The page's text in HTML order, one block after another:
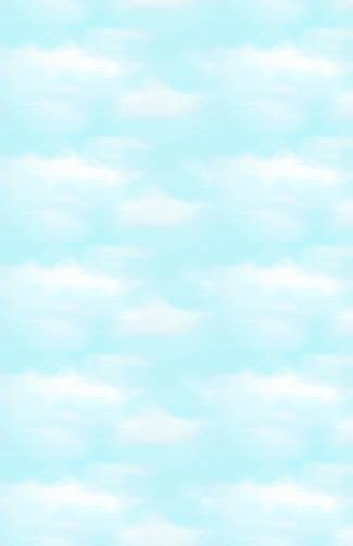
ตลาดอู้ฟู่
สงกรานต์ ถนนข้าวเหนียวปี 58
ทะเลบัวแดง Red Lotus Sea
ดูดอกทิวลิป งานมหัศจรรย์พรรณไม้นานาชาติ
CHIBA กับ ฮิโระ
สุโก้ย ไปญี่ปุ่นกับฮิโระ
งานเกษตร ปี2557
พื้นที่ชีวิต... ไปภูเขาเอเวอร์เรสต์
คลิป โลกสามมิติ เมืองไทย 3D
เที่ยวไปกับ"หนังพาไป"
เกาะปันหยี Make THE Difference
งานต้อนรับปีใหม่
ปีใหม่1วัน 4 จังหวัด ขอนแก่น ชัยภูมิ